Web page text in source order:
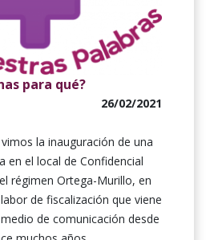
para qué?
26/02/2021
la inauguración de una
en el local de Confidencial
régimen Ortega-Murillo, en
de fiscalización que viene
de comunicación desde